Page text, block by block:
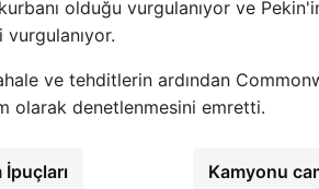
olduğu vurgulanıyor ve
vurgulanıyor.
ve tehditlerin ardından
olarak denetlenmesini emretti.
Kamyonu